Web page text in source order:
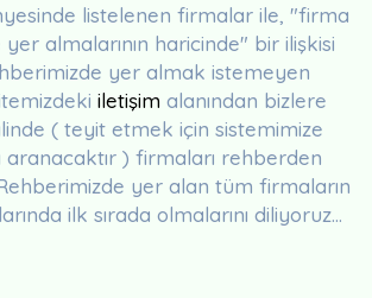
listelenen firmalar ile, "firma
almalarının haricinde" bir ilişkisi
yer almak istemeyen
iletişim alanından bizlere
( teyit etmek için sistemimize
aranacaktır ) firmaları rehberden
Rehberimizde yer alan tüm firmaların
ilk sırada olmalarını diliyoruz...